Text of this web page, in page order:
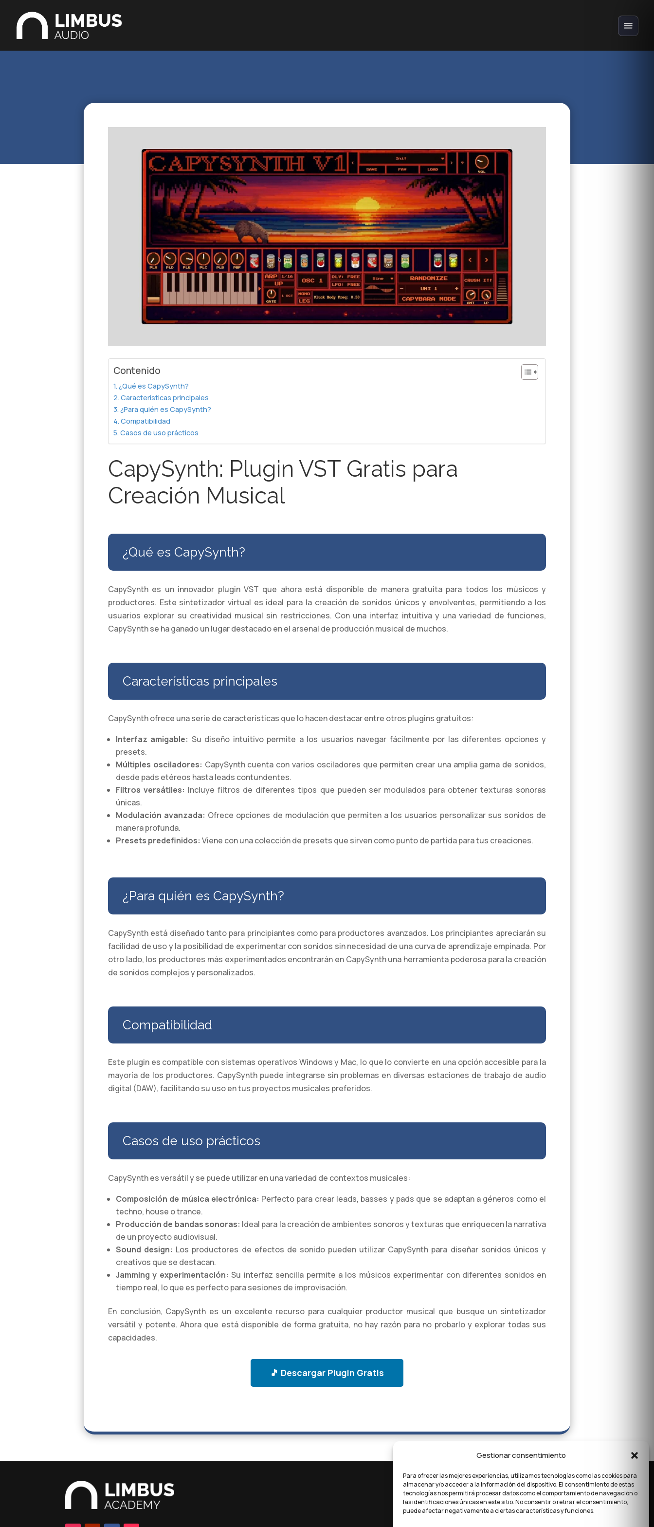
Gestionar consentimiento
Para ofrecer las mejores experiencias, utilizamos tecnologías como las cookies para
almacenar y/o acceder a la información del dispositivo. El consentimiento de estas
tecnologías nos permitirá procesar datos como el comportamiento de navegación o
las identificaciones únicas en este sitio. No consentir o retirar el consentimiento,
puede afectar negativamente a ciertas características y funciones.
Contenido
¿Qué es CapySynth?
Características principales
¿Para quién es CapySynth?
Compatibilidad
Casos de uso prácticos
CapySynth: Plugin VST Gratis para
Creación Musical
¿Qué es CapySynth?
CapySynth es un innovador plugin VST que ahora está disponible de manera gratuita para todos los músicos y
productores. Este sintetizador virtual es ideal para la creación de sonidos únicos y envolventes, permitiendo a los
usuarios explorar su creatividad musical sin restricciones. Con una interfaz intuitiva y una variedad de funciones,
CapySynth se ha ganado un lugar destacado en el arsenal de producción musical de muchos.
Características principales
CapySynth ofrece una serie de características que lo hacen destacar entre otros plugins gratuitos:
Interfaz amigable: Su diseño intuitivo permite a los usuarios navegar fácilmente por las diferentes opciones y
presets.
Múltiples osciladores: CapySynth cuenta con varios osciladores que permiten crear una amplia gama de sonidos,
desde pads etéreos hasta leads contundentes.
Filtros versátiles: Incluye filtros de diferentes tipos que pueden ser modulados para obtener texturas sonoras
únicas.
Modulación avanzada: Ofrece opciones de modulación que permiten a los usuarios personalizar sus sonidos de
manera profunda.
Presets predefinidos: Viene con una colección de presets que sirven como punto de partida para tus creaciones.
¿Para quién es CapySynth?
CapySynth está diseñado tanto para principiantes como para productores avanzados. Los principiantes apreciarán su
facilidad de uso y la posibilidad de experimentar con sonidos sin necesidad de una curva de aprendizaje empinada. Por
otro lado, los productores más experimentados encontrarán en CapySynth una herramienta poderosa para la creación
de sonidos complejos y personalizados.
Compatibilidad
Este plugin es compatible con sistemas operativos Windows y Mac, lo que lo convierte en una opción accesible para la
mayoría de los productores. CapySynth puede integrarse sin problemas en diversas estaciones de trabajo de audio
digital (DAW), facilitando su uso en tus proyectos musicales preferidos.
Casos de uso prácticos
CapySynth es versátil y se puede utilizar en una variedad de contextos musicales:
Composición de música electrónica: Perfecto para crear leads, basses y pads que se adaptan a géneros como el
techno, house o trance.
Producción de bandas sonoras: Ideal para la creación de ambientes sonoros y texturas que enriquecen la narrativa
de un proyecto audiovisual.
Sound design: Los productores de efectos de sonido pueden utilizar CapySynth para diseñar sonidos únicos y
creativos que se destacan.
Jamming y experimentación: Su interfaz sencilla permite a los músicos experimentar con diferentes sonidos en
tiempo real, lo que es perfecto para sesiones de improvisación.
En conclusión, CapySynth es un excelente recurso para cualquier productor musical que busque un sintetizador
versátil y potente. Ahora que está disponible de forma gratuita, no hay razón para no probarlo y explorar todas sus
capacidades.
🎵 Descargar Plugin Gratis
Aviso legal
Política de privacidad
Política de Cookies